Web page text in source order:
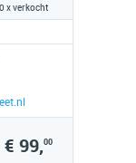
0 x verkocht
€ 99,00